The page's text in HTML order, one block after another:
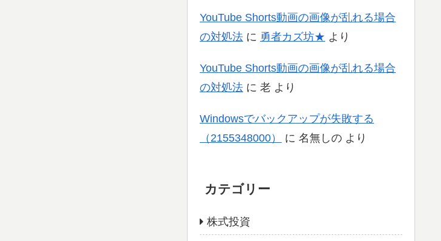
YouTube Shorts動画の画像が乱れる場合
の対処法 に 勇者カズ坊★ より
YouTube Shorts動画の画像が乱れる場合
の対処法 に 老 より
Windowsでバックアップが失敗する
（2155348000）
に 名無しの より
カテゴリー
株式投資